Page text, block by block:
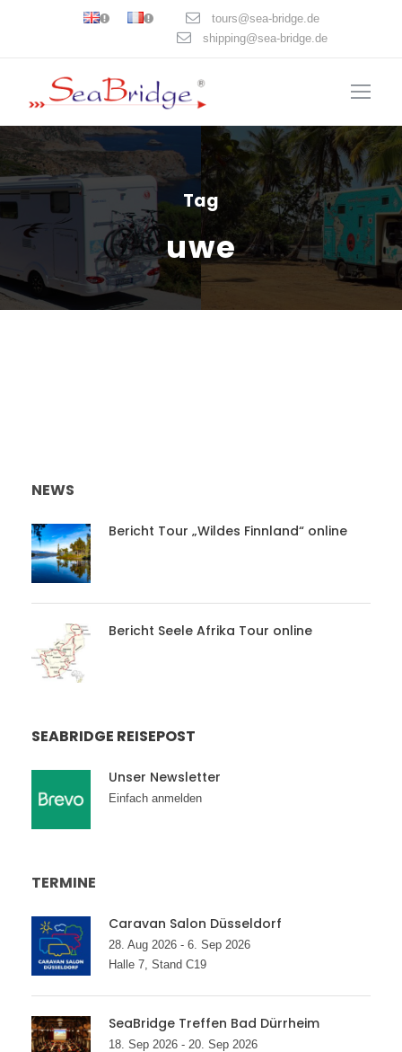
tours@sea-bridge.de
shipping@sea-bridge.de
Tag
uwe
NEWS
Bericht Tour „Wildes Finnland“ online
Bericht Seele Afrika Tour online
SEABRIDGE REISEPOST
Unser Newsletter
Einfach anmelden
TERMINE
Caravan Salon Düsseldorf
28. Aug 2026 - 6. Sep 2026
Halle 7, Stand C19
SeaBridge Treffen Bad Dürrheim
18. Sep 2026 - 20. Sep 2026